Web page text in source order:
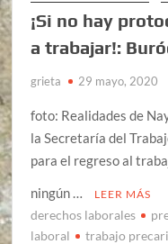
¡Si no hay
a trabajar!:
grieta 29 mayo, 2020
foto: Realidades de
la Secretaría del
para el regreso al
ningún …
LEER MÁS
derechos laborales
laboral
trabajo